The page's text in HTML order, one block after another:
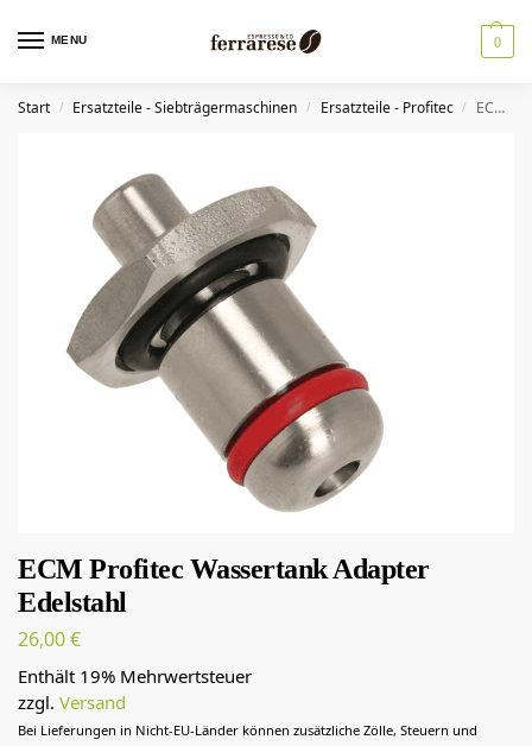
MENU 0
Start / Ersatzteile - Siebträgermaschinen / Ersatzteile - Profitec / ECM Profitec Wassertank Adapter Edelstahl
ECM Profitec Wassertank Adapter
Edelstahl
26,00€
Enthält 19% Mehrwertsteuer
zzgl. Versand
Bei Lieferungen in Nicht-EU-Länder können zusätzliche Zölle, Steuern und